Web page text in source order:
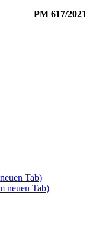
PM 617/2021
Tab)
neuen Tab)